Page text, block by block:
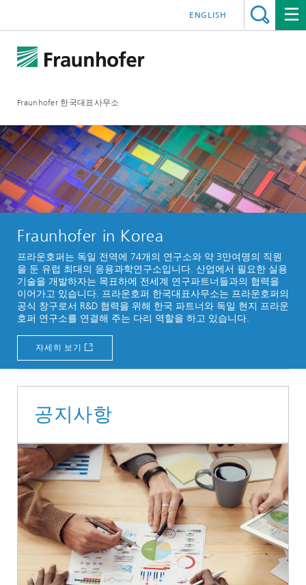
Fraunhofer 한국대표사무소
ENGLISH
Fraunhofer in Korea
프라운호퍼는 독일 전역에 74개의 연구소와 약 3만여명의 직원
을 둔 유럽 최대의 응용과학연구소입니다. 산업에서 필요한 실용
기술을 개발하자는 목표하에 전세계 연구파트너들과의 협력을
이어가고 있습니다. 프라운호퍼 한국대표사무소는 프라운호퍼의
공식 창구로서 R&D 협력을 위해 한국 파트너와 독일 현지 프라운
호퍼 연구소를 연결해 주는 다리 역할을 하고 있습니다.
자세히 보기
공지사항